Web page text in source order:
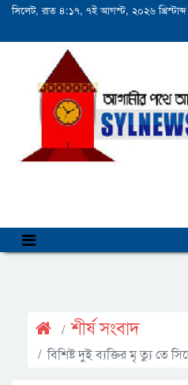
সিলেট, রাত ৪:১৭, ৭ই আগস্ট, ২০২৬ খ্রিস্টাব্দ
শীর্ষ সংবাদ
বিশিষ্ট দুই ব্যক্তির মৃ ত্যু তে